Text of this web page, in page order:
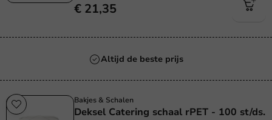
€ 21,35
Altijd de beste prijs
Bakjes & Schalen
Deksel Catering schaal rPET - 100 st/ds.